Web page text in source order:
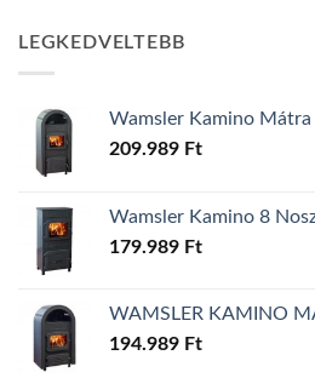
LEGKEDVELTEBB
Wamsler Kamino
209.989 Ft
Wamsler Kamino 8
179.989 Ft
WAMSLER KAMINO
194.989 Ft